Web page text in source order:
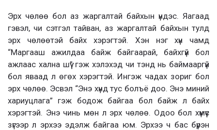
Эрх чөлөө бол аз жаргалтай байхын үндэс. Яагаад
гэвэл, чи сэтгэл тайван, аз жаргалтай байхын тулд
эрх чөлөөтэй байх хэрэгтэй. Хэн нэг хүн чамд
“Маргааш ажилдаа байж байгаарай, байхгүй бол
ажлаас хална шүү” гэж хэлэхэд чи тэнд нь баймааргүй
бол яваад л өгөх хэрэгтэй. Ингэж чадах зориг бол
эрх чөлөө. Эсвэл “Энэ хүнд тус болъё доо. Энэ миний
хариуцлага” гэж бодож байгаа бол байж л байх
хэрэгтэй. Энэ чинь мөн л эрх чөлөө. Одоо бол хүмүүс
зүгээр л эрхээ эдэлж байгаа юм. Эрхээ ч бас бүрэн